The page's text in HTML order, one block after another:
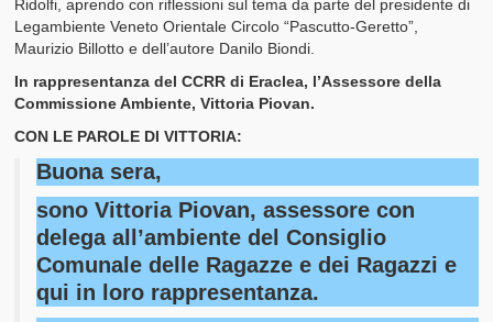
Ridolfi, aprendo con riflessioni sul tema da parte del presidente di
Legambiente Veneto Orientale Circolo “Pascutto-Geretto”,
Maurizio Billotto e dell’autore Danilo Biondi.
In rappresentanza del CCRR di Eraclea, l’Assessore della
Commissione Ambiente, Vittoria Piovan.
CON LE PAROLE DI VITTORIA:
Buona sera,
sono Vittoria Piovan, assessore con
delega all’ambiente del Consiglio
Comunale delle Ragazze e dei Ragazzi e
qui in loro rappresentanza.